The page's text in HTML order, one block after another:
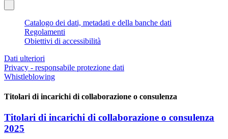
Catalogo dei dati, metadati e della banche dati
Regolamenti
Obiettivi di accessibilità
Dati ulteriori
Privacy - responsabile protezione dati
Whistleblowing
Titolari di incarichi di collaborazione o consulenza
Titolari di incarichi di collaborazione o consulenza
2025